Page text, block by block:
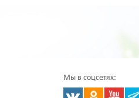
Мы в соцсетях: